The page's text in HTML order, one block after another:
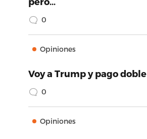
0
Opiniones
Voy a Trump y pago doble
0
Opiniones